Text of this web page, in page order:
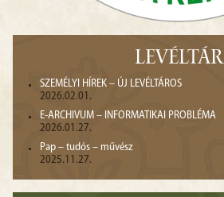
LEVÉLTÁR
SZEMÉLYI HÍREK – ÚJ LEVÉLTÁROS
2026.02.01.
E-ARCHIVUM – INFORMATIKAI PROBLÉMA
2026.01.27.
Pap – tudós – művész
2025.11.27.